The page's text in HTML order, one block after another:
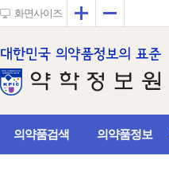
화면사이즈 확대
의약품검색 의약품정보